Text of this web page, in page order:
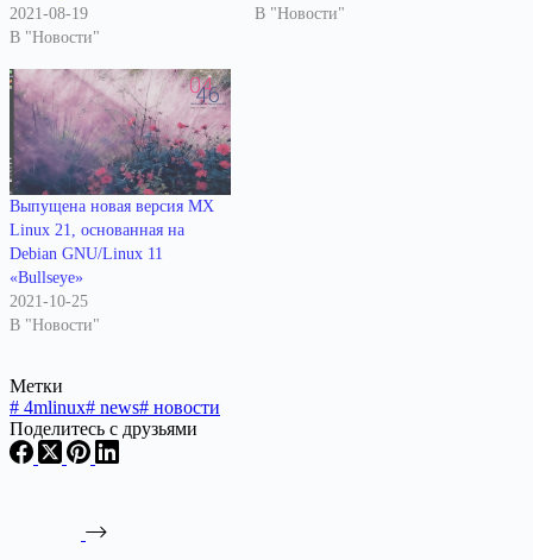
2021-08-19
В "Новости"
В "Новости"
Выпущена новая версия MX
Linux 21, основанная на
Debian GNU/Linux 11
«Bullseye»
2021-10-25
В "Новости"
Метки
# 4mlinux# news# новости
Поделитесь с друзьями